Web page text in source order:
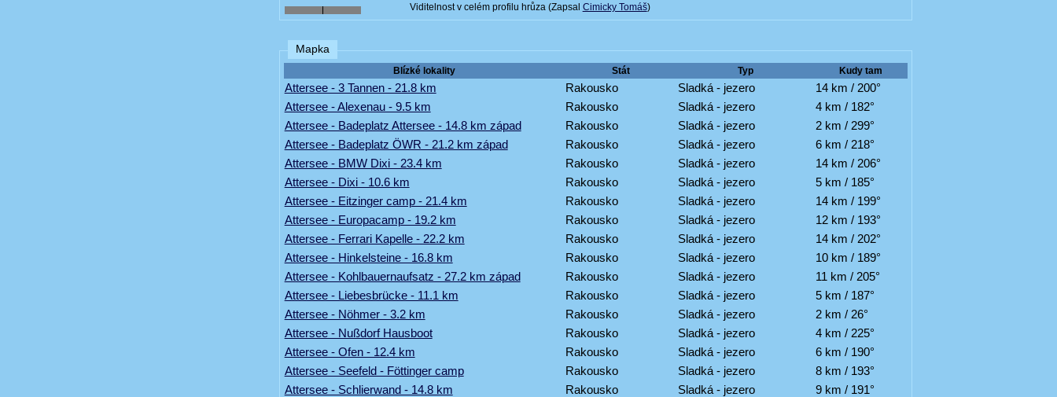
Viditelnost v celém profilu hrůza (Zapsal Cimicky Tomáš)
Mapka
Blízké lokality Stát Typ Kudy tam
Attersee - 3 Tannen - 21.8 km Rakousko Sladká - jezero
14 km / 200°
Attersee - Alexenau - 9.5 km
Rakousko Sladká - jezero
4 km / 182°
Attersee - Badeplatz Attersee - 14.8 km západ
Rakousko Sladká - jezero
2 km / 299°
Attersee - Badeplatz ÖWR - 21.2 km západ
Rakousko Sladká - jezero
6 km / 218°
Attersee - BMW Dixi - 23.4 km
Rakousko Sladká - jezero
14 km / 206°
Attersee - Dixi - 10.6 km
Rakousko Sladká - jezero
5 km / 185°
Attersee - Eitzinger camp - 21.4 km
Rakousko Sladká - jezero
14 km / 199°
Attersee - Europacamp - 19.2 km
Rakousko Sladká - jezero
12 km / 193°
Attersee - Ferrari Kapelle - 22.2 km
Rakousko Sladká - jezero
14 km / 202°
Attersee - Hinkelsteine - 16.8 km
Rakousko Sladká - jezero
10 km / 189°
Attersee - Kohlbauernaufsatz - 27.2 km západ
Rakousko Sladká - jezero
11 km / 205°
Attersee - Liebesbrücke - 11.1 km
Rakousko Sladká - jezero
5 km / 187°
Attersee - Nöhmer - 3.2 km
Rakousko Sladká - jezero
2 km / 26°
Attersee - Nußdorf Hausboot
Rakousko Sladká - jezero
4 km / 225°
Attersee - Ofen - 12.4 km
Rakousko Sladká - jezero
6 km / 190°
Attersee - Seefeld - Föttinger camp
Rakousko Sladká - jezero
8 km / 193°
Attersee - Schlierwand - 14.8 km
Rakousko Sladká - jezero
9 km / 191°